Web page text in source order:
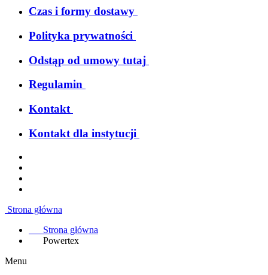
Czas i formy dostawy
Polityka prywatności
Odstąp od umowy tutaj
Regulamin
Kontakt
Kontakt dla instytucji
Strona główna
Strona główna
Powertex
Menu